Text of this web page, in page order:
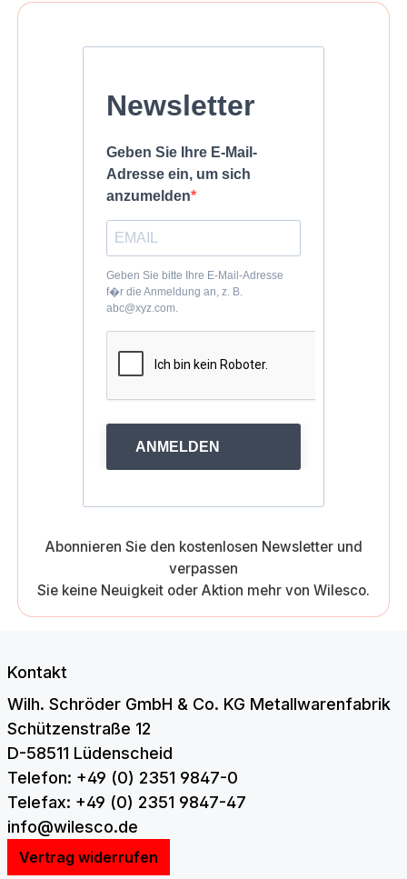
Newsletter
Geben Sie Ihre E-Mail-
Adresse ein, um sich
anzumelden
Geben Sie bitte Ihre E-Mail-Adresse
f�r die Anmeldung an, z. B.
abc@xyz.com.
ANMELDEN
Abonnieren Sie den kostenlosen Newsletter und
verpassen
Sie keine Neuigkeit oder Aktion mehr von Wilesco.
Kontakt
Wilh. Schröder GmbH & Co. KG Metallwarenfabrik
Schützenstraße 12
D-58511 Lüdenscheid
Telefon: +49 (0) 2351 9847-0
Telefax: +49 (0) 2351 9847-47
info@wilesco.de
Vertrag widerrufen